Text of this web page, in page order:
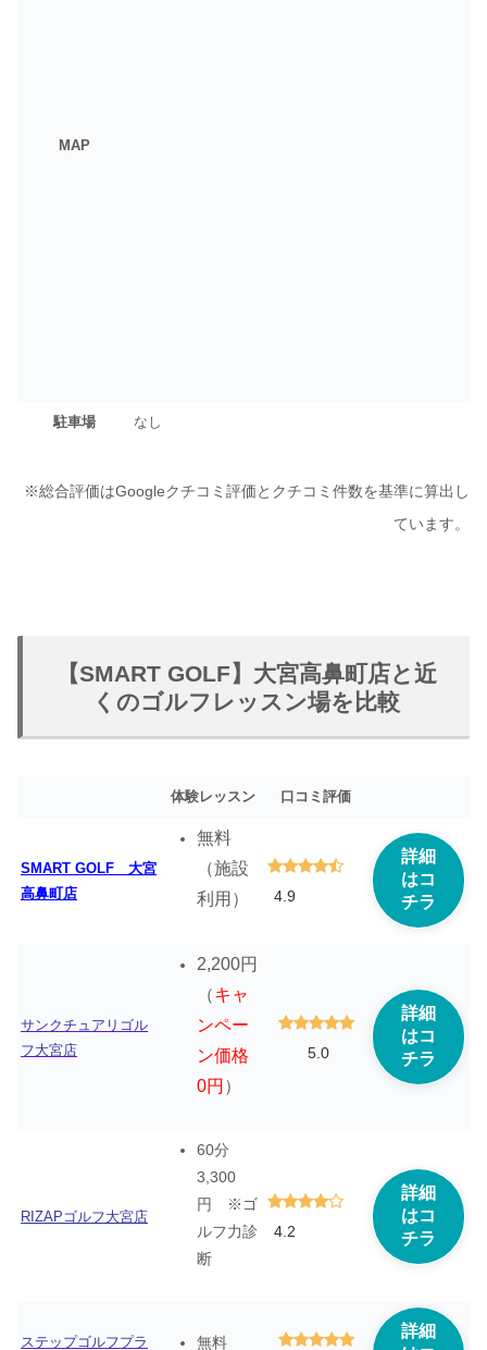
MAP
駐車場 なし
※総合評価はGoogleクチコミ評価とクチコミ件数を基準に算出し
ています。
【SMART GOLF】大宮高鼻町店と近
くのゴルフレッスン場を比較
体験レッスン 口コミ評価
SMART GOLF 大宮
高鼻町店
無料
（施設
利用）
4.9
詳細
はコ
チラ
サンクチュアリゴル
フ大宮店
2,200円
（キャ
ンペー
ン価格
0円 ）
5.0
詳細
はコ
チラ
RIZAPゴルフ大宮店
60分
3,300
円 ※ゴ
ルフ力診
断
4.2
詳細
はコ
チラ
ステップゴルフプラ
無料
詳細